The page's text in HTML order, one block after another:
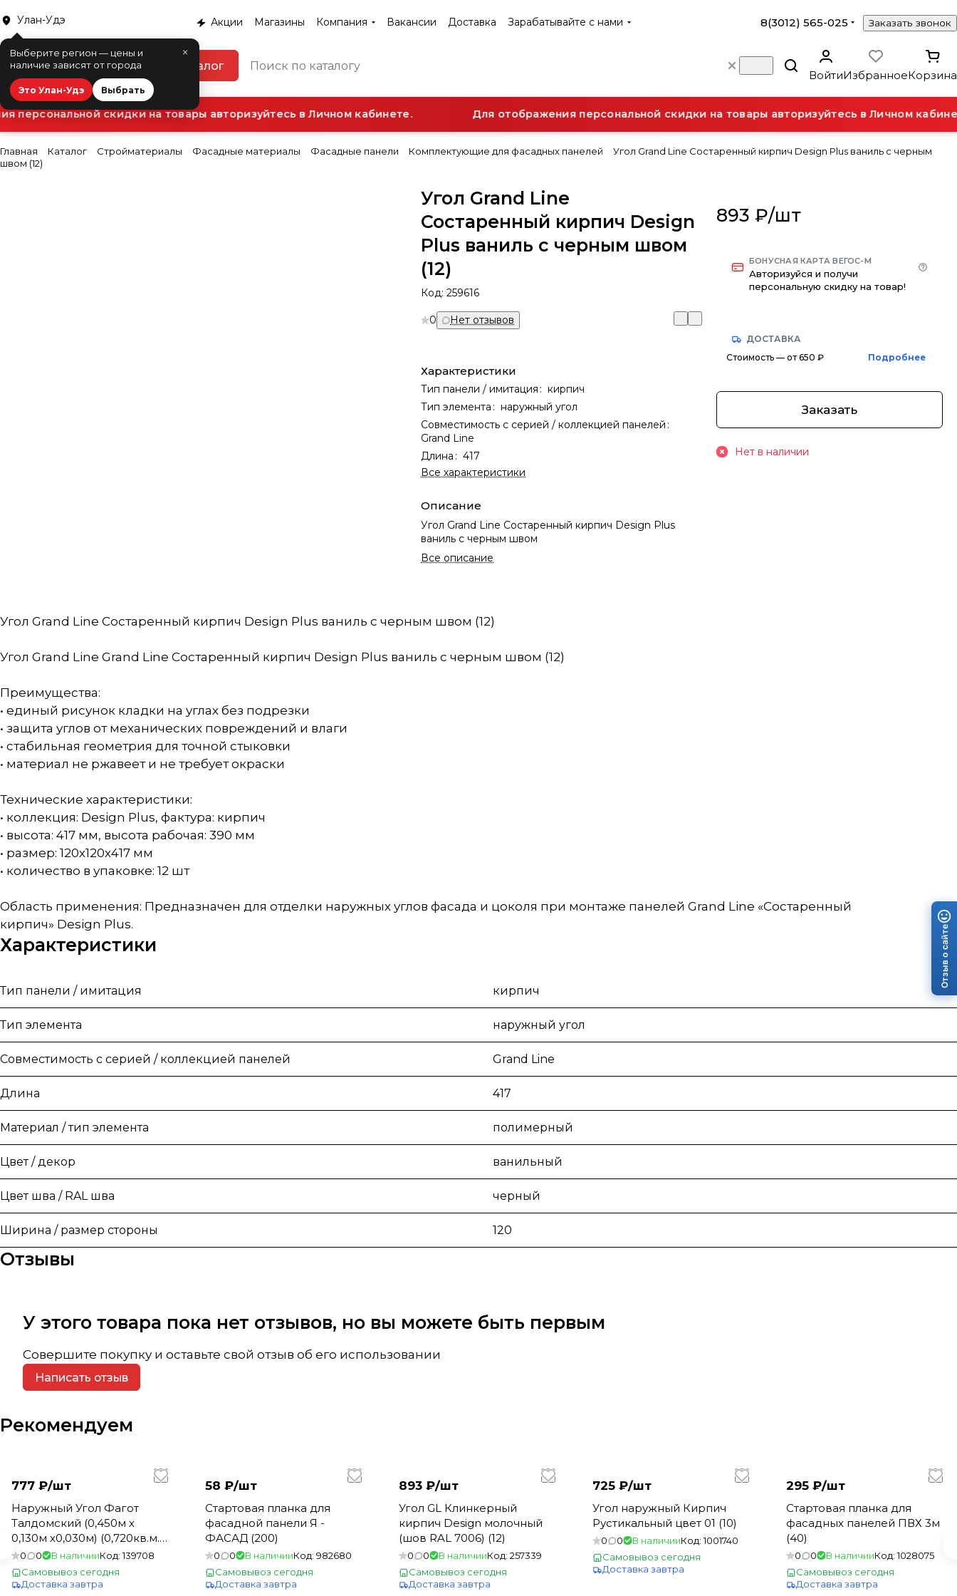
Улан-Удэ
×
Выберите регион — цены и
наличие зависят от города
Это Улан-Удэ Выбрать
Акции Магазины Компания Вакансии Доставка Зарабатывайте с нами 8(3012) 565-025 Заказать звонок
Каталог
ВойтиИзбранноеКорзина
персональной скидки на товары авторизуйтесь в Личном кабинете. Для отображения персональной скидки на товары авторизуйтесь в Личном
Главная Каталог Стройматериалы Фасадные материалы Фасадные панели Комплектующие для фасадных панелей
Угол Grand Line Состаренный кирпич Design Plus ваниль с черным
швом (12)
Угол Grand Line
Состаренный кирпич Design
Plus ваниль с черным швом
(12)
Код:259616
0 Нет отзывов
Характеристики
Тип панели / имитация : кирпич
Тип элемента : наружный угол
Совместимость с серией / коллекцией панелей :
Grand Line
Длина : 417
Все характеристики
Описание
Угол Grand Line Состаренный кирпич Design Plus
ваниль с черным швом
Все описание
893 ₽/шт
БОНУСНАЯ КАРТА ВЕГОС-М
Авторизуйся и получи
персональную скидку на товар!
ДОСТАВКА
Стоимость — от 650 ₽
Подробнее
Заказать
Нет в наличии
Угол Grand Line Состаренный кирпич Design Plus ваниль с черным швом (12)
Угол Grand Line Grand Line Состаренный кирпич Design Plus ваниль с черным швом (12)
Преимущества:
• единый рисунок кладки на углах без подрезки
• защита углов от механических повреждений и влаги
• стабильная геометрия для точной стыковки
• материал не ржавеет и не требует окраски
Технические характеристики:
• коллекция: Design Plus, фактура: кирпич
• высота: 417 мм, высота рабочая: 390 мм
• размер: 120х120х417 мм
• количество в упаковке: 12 шт
Область применения: Предназначен для отделки наружных углов фасада и цоколя при монтаже панелей Grand Line «Состаренный
кирпич» Design Plus.
Характеристики
Тип панели / имитация кирпич
Тип элемента наружный угол
Совместимость с серией / коллекцией панелей Grand Line
Длина 417
Материал / тип элемента полимерный
Цвет / декор ванильный
Цвет шва / RAL шва черный
Ширина / размер стороны 120
Отзывы
У этого товара пока нет отзывов, но вы можете быть первым
Совершите покупку и оставьте свой отзыв об его использовании
Написать отзыв
Рекомендуем
777 ₽/шт
Наружный Угол Фагот
Талдомский (0,450м х
0,130м х0,030м) (0,720кв.м./
уп) Альта Профиль (10)
0 0 В наличииКод:139708
Самовывоз сегодня
Доставка завтра
58 ₽/шт
Стартовая планка для
фасадной панели Я -
ФАСАД (200)
0 0 В наличииКод: 982680
Самовывоз сегодня
Доставка завтра
893 ₽/шт
Угол GL Клинкерный
кирпич Design молочный
(шов RAL 7006) (12)
0 0 В наличииКод: 257339
Самовывоз сегодня
Доставка завтра
725 ₽/шт
Угол наружный Кирпич
Рустикальный цвет 01 (10)
0 0 В наличииКод:1001740
Самовывоз сегодня
Доставка завтра
295 ₽/шт
Стартовая планка для
фасадных панелей ПВХ 3м
(40)
0 0 В наличииКод:1028075
Самовывоз сегодня
Доставка завтра
Отзыв о сайте